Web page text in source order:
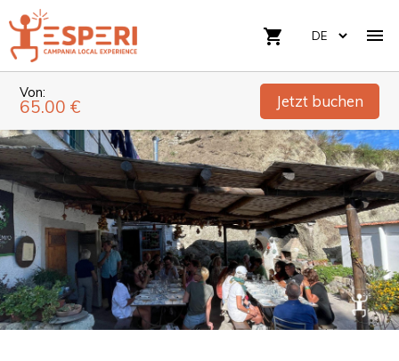

shopping_cart
Von:
65.00 € Jetzt buchen